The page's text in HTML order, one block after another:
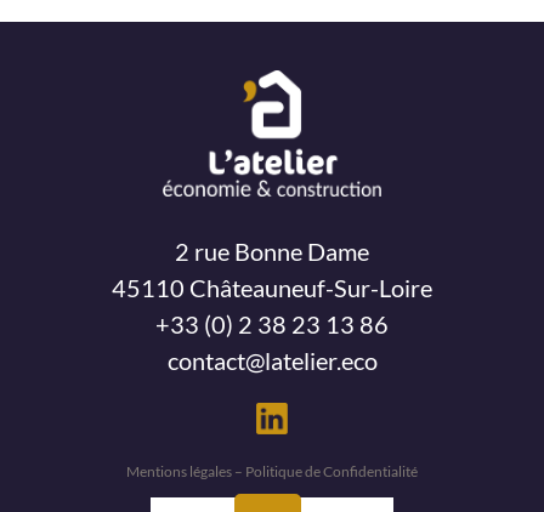
2 rue Bonne Dame
45110 Châteauneuf-Sur-Loire
+33 (0) 2 38 23 13 86
contact@latelier.eco
Mentions légales – Politique de Confidentialité